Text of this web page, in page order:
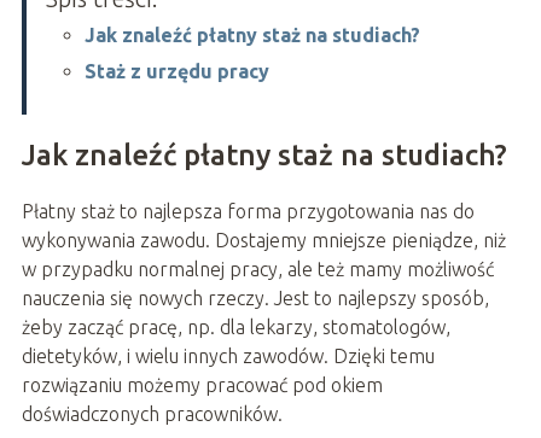
Jak znaleźć płatny staż na studiach?
Staż z urzędu pracy
Jak znaleźć płatny staż na studiach?
Płatny staż to najlepsza forma przygotowania nas do
wykonywania zawodu. Dostajemy mniejsze pieniądze, niż
w przypadku normalnej pracy, ale też mamy możliwość
nauczenia się nowych rzeczy. Jest to najlepszy sposób,
żeby zacząć pracę, np. dla lekarzy, stomatologów,
dietetyków, i wielu innych zawodów. Dzięki temu
rozwiązaniu możemy pracować pod okiem
doświadczonych pracowników.